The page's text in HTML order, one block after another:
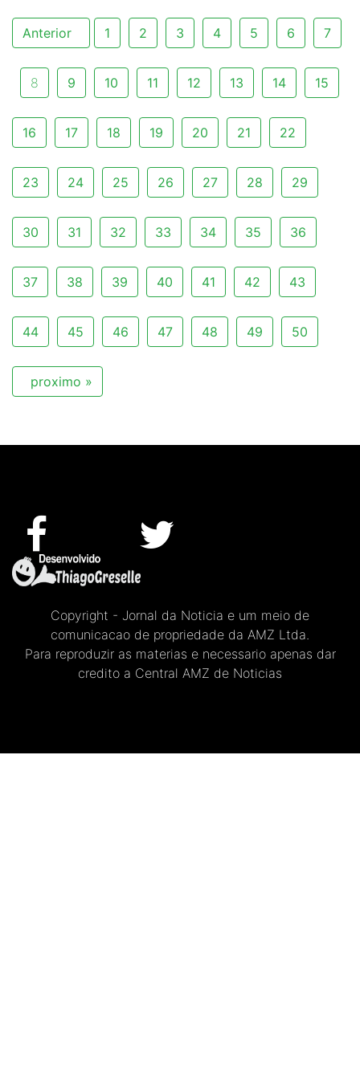
Anterior 1 2 3 4 5 6 7
8 9 10 11 12 13 14 15
16 17 18 19 20 21 22
23 24 25 26 27 28 29
30 31 32 33 34 35 36
37 38 39 40 41 42 43
44 45 46 47 48 49 50
proximo »
Copyright - Jornal da Noticia e um meio de
comunicacao de propriedade da AMZ Ltda.
Para reproduzir as materias e necessario apenas dar
credito a Central AMZ de Noticias